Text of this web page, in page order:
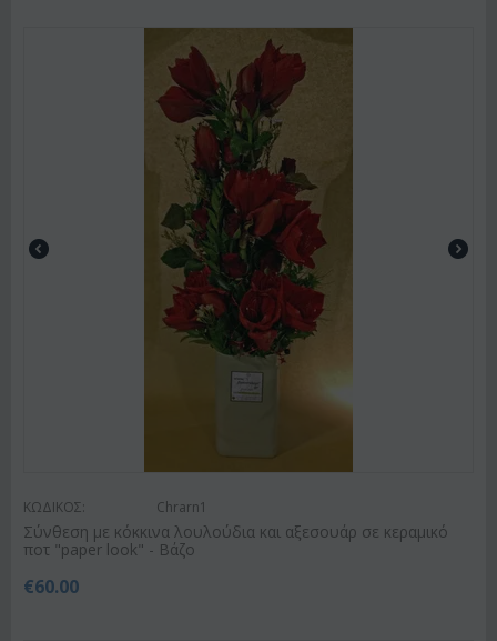
ΚΩΔΙΚΟΣ: Chrarn1
Σύνθεση με κόκκινα λουλούδια και αξεσουάρ σε κεραμικό
ποτ "paper look" - Βάζο
€60.00